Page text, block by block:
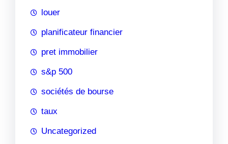
louer
planificateur financier
pret immobilier
s&p 500
sociétés de bourse
taux
Uncategorized